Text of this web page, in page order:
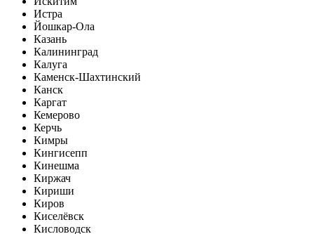
Истра
Йошкар-Ола
Казань
Калининград
Калуга
Каменск-Шахтинский
Канск
Каргат
Кемерово
Керчь
Кимры
Кингисепп
Кинешма
Киржач
Кириши
Киров
Киселёвск
Кисловодск